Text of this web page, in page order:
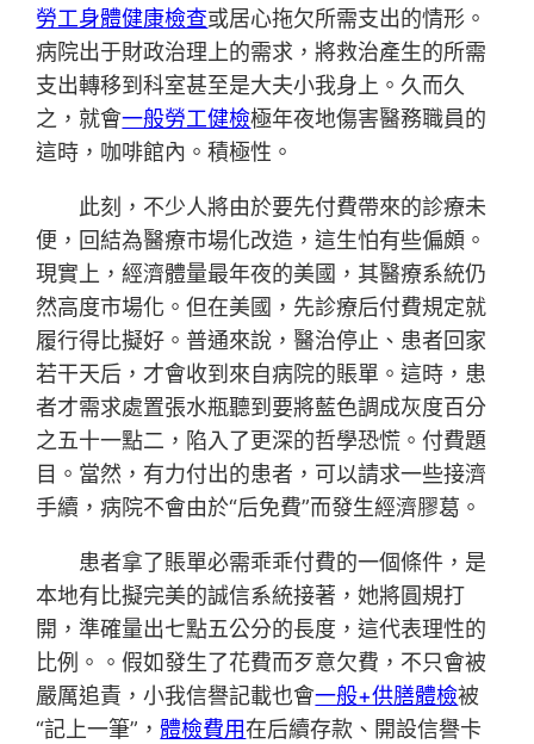
勞工身體健康檢查或居心拖欠所需支出的情形。
病院出于財政治理上的需求，將救治產生的所需
支出轉移到科室甚至是大夫小我身上。久而久
之，就會一般勞工健檢極年夜地傷害醫務職員的
這時，咖啡館內。積極性。
此刻，不少人將由於要先付費帶來的診療未
便，回結為醫療市場化改造，這生怕有些偏頗。
現實上，經濟體量最年夜的美國，其醫療系統仍
然高度市場化。但在美國，先診療后付費規定就
履行得比擬好。普通來說，醫治停止、患者回家
若干天后，才會收到來自病院的賬單。這時，患
者才需求處置張水瓶聽到要將藍色調成灰度百分
之五十一點二，陷入了更深的哲學恐慌。付費題
目。當然，有力付出的患者，可以請求一些接濟
手續，病院不會由於“后免費”而發生經濟膠葛。
患者拿了賬單必需乖乖付費的一個條件，是
本地有比擬完美的誠信系統接著，她將圓規打
開，準確量出七點五公分的長度，這代表理性的
比例。。假如發生了花費而歹意欠費，不只會被
嚴厲追責，小我信譽記載也會一般+供膳體檢被
“記上一筆”， 體檢費用在后續存款、開設信譽卡